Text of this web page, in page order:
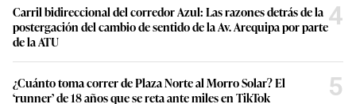
Carril bidireccional del corredor Azul: Las razones detrás de la
postergación del cambio de sentido de la Av. Arequipa por parte
de la ATU
4
¿Cuánto toma correr de Plaza Norte al Morro Solar? El
‘runner’ de 18 años que se reta ante miles en TikTok
5